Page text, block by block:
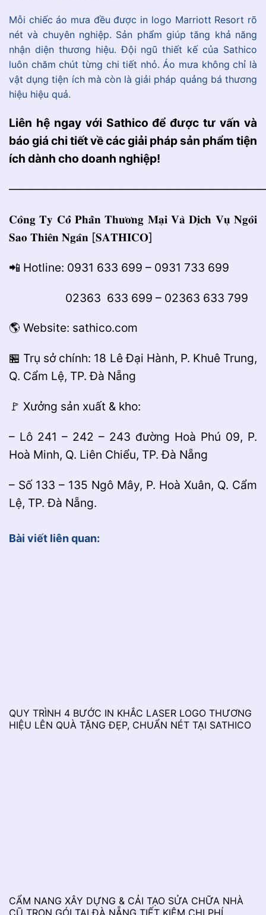
Mỗi chiếc áo mưa đều được in logo Marriott Resort rõ
nét và chuyên nghiệp. Sản phẩm giúp tăng khả năng
nhận diện thương hiệu. Đội ngũ thiết kế của Sathico
luôn chăm chút từng chi tiết nhỏ. Áo mưa không chỉ là
vật dụng tiện ích mà còn là giải pháp quảng bá thương
hiệu hiệu quả.
Liên hệ ngay với Sathico để được tư vấn và
báo giá chi tiết về các giải pháp sản phẩm tiện
ích dành cho doanh nghiệp!
𝐂𝐨̂𝐧𝐠 𝐓𝐲 𝐂𝐨̂̉ 𝐏𝐡𝐚̂̀𝐧 𝐓𝐡𝐮̛𝐨̛𝐧𝐠 𝐌𝐚̣𝐢 𝐕𝐚̀ 𝐃𝐢̣𝐜𝐡 𝐕𝐮̣ 𝐍𝐠𝐨̂𝐢
𝐒𝐚𝐨 𝐓𝐡𝐢𝐞̂𝐧 𝐍𝐠𝐚̂𝐧 [𝐒𝐀𝐓𝐇𝐈𝐂𝐎]
📲 Hotline: 0931 633 699 – 0931 733 699
02363 633 699 – 02363 633 799
🌎 Website: sathico.com
🏪 Trụ sở chính: 18 Lê Đại Hành, P. Khuê Trung,
Q. Cẩm Lệ, TP. Đà Nẵng
🚩 Xưởng sản xuất & kho:
– Lô 241 – 242 – 243 đường Hoà Phú 09, P.
Hoà Minh, Q. Liên Chiểu, TP. Đà Nẵng
– Số 133 – 135 Ngô Mây, P. Hoà Xuân, Q. Cẩm
Lệ, TP. Đà Nẵng.
Bài viết liên quan:
QUY TRÌNH 4 BƯỚC IN KHẮC LASER LOGO THƯƠNG
HIỆU LÊN QUÀ TẶNG ĐẸP, CHUẨN NÉT TẠI SATHICO
CẨM NANG XÂY DỰNG & CẢI TẠO SỬA CHỮA NHÀ
CŨ TRỌN GÓI TẠI ĐÀ NẴNG TIẾT KIỆM CHI PHÍ